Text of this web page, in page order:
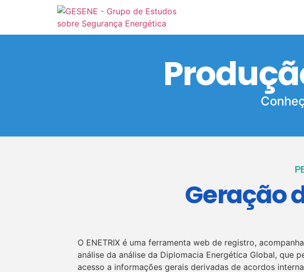
Geração
O ENETRIX é uma ferramenta web de registro,
análise da análise da Diplomacia Energética Global, que
acesso a informações gerais derivadas de acordos